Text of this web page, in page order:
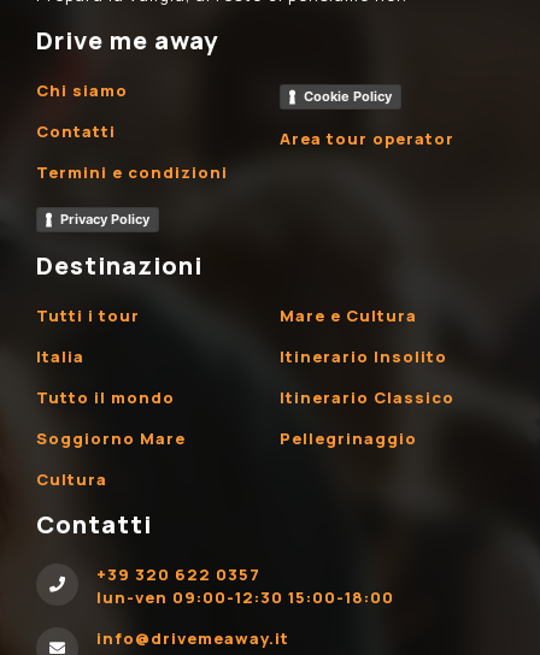
Drive me away
Chi siamo
Contatti
Termini e condizioni
Privacy Policy
Cookie Policy
Area tour operator
Destinazioni
Tutti i tour
Italia
Tutto il mondo
Soggiorno Mare
Cultura
Mare e Cultura
Itinerario Insolito
Itinerario Classico
Pellegrinaggio
Contatti
+39 320 622 0357
lun-ven 09:00-12:30 15:00-18:00
info@drivemeaway.it